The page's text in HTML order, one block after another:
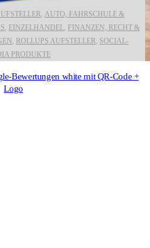
AUTO, FAHRSCHULE &
EINZELHANDEL FINANZEN, RECHT &
ROLLUPS AUFSTELLER SOCIAL-
PRODUKTE
Bewertungen white mit QR-Code +
Logo